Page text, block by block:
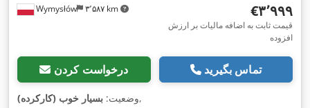
Wymysłów ۳٬۵۸۷ km ‎€۳٬۹۹۹
قیمت ثابت به اضافه مالیات بر ارزش
افزوده
درخواست کردن تماس بگیرید
وضعیت: بسیار خوب (کارکرده) ,